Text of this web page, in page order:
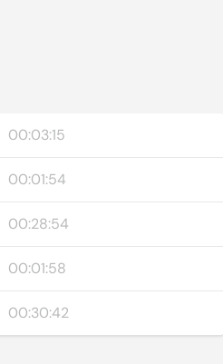
00:03:15
00:01:54
00:28:54
00:01:58
00:30:42